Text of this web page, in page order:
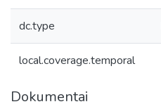
dc.type
local.coverage.temporal
Dokumentai